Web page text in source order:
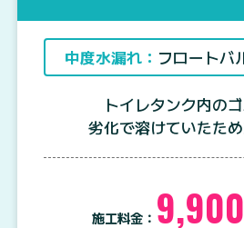
中度水漏れ： フロートバ
トイレタンク内の
劣化で溶けていたた
施工料金： 9,900